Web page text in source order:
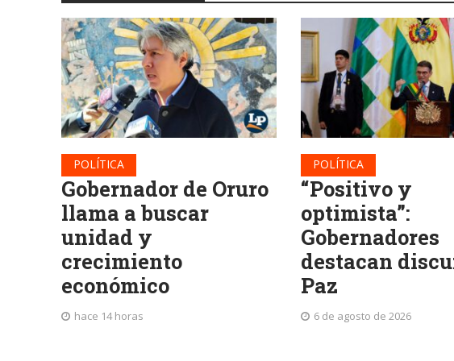
POLÍTICA
Gobernador de Oruro
llama a buscar
unidad y
crecimiento
económico
hace 14 horas
POLÍTICA
“Positivo y
optimista”:
Gobernadores
destacan
Paz
6 de agosto de 2026